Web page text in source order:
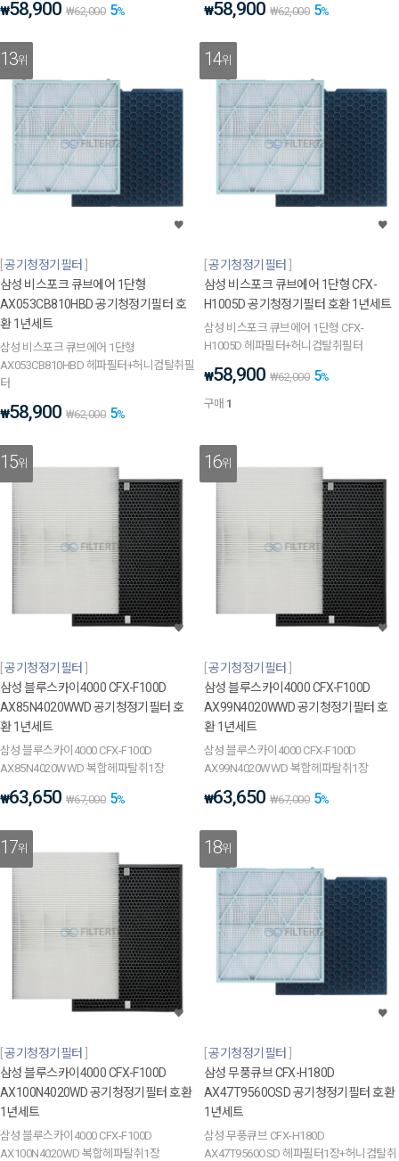
₩58,900 ₩62,000 5% ₩58,900 ₩62,000 5%
13위
공기청정기필터
삼성 비스포크 큐브에어 1단형
AX053CB810HBD 공기청정기필터 호
환 1년세트
삼성 비스포크 큐브에어 1단형
AX053CB810HBD 헤파필터+허니컴탈취필
터
₩58,900 ₩62,000 5%
14위
공기청정기필터
삼성 비스포크 큐브에어 1단형 CFX-
H1005D 공기청정기필터 호환 1년세트
삼성 비스포크 큐브에어 1단형 CFX-
H1005D 헤파필터+허니컴탈취필터
₩58,900 ₩62,000 5%
구매 1
15위
공기청정기필터
삼성 블루스카이4000 CFX-F100D
AX85N4020WWD 공기청정기필터 호
환 1년세트
삼성 블루스카이4000 CFX-F100D
AX85N4020WWD 복합헤파탈취1장
₩63,650 ₩67,000 5%
16위
공기청정기필터
삼성 블루스카이4000 CFX-F100D
AX99N4020WWD 공기청정기필터 호
환 1년세트
삼성 블루스카이4000 CFX-F100D
AX99N4020WWD 복합헤파탈취1장
₩63,650 ₩67,000 5%
17위
공기청정기필터
삼성 블루스카이4000 CFX-F100D
AX100N4020WD 공기청정기필터 호환
1년세트
삼성 블루스카이4000 CFX-F100D
AX100N4020WD 복합헤파탈취1장
18위
공기청정기필터
삼성 무풍큐브 CFX-H180D
AX47T9560OSD 공기청정기필터 호환
1년세트
삼성 무풍큐브 CFX-H180D
AX47T9560OSD 헤파필터1장+허니컴탈취